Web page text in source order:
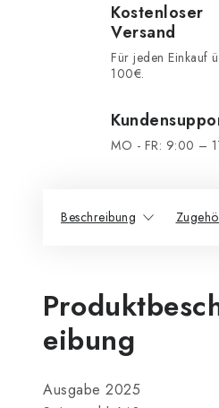
Kostenloser
Versand
Für jeden Einkauf
100€.
MO - FR: 9:00 –
Beschreibung
eibung
Ausgabe 2025